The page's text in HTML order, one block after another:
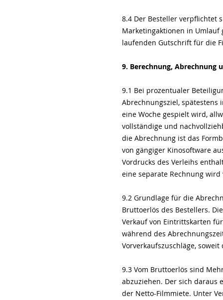
8.4 Der Besteller verpflichtet
Marketingaktionen in
laufenden Gutschrift für die
9. Berechnung, Abrechnung
9.1 Bei prozentualer
Abrechnungsziel, spätestens
eine Woche gespielt wird,
vollständige und
die Abrechnung ist das
von gängiger Kinosoftware
Vordrucks des Verleihs
eine separate Rechnung
9.2 Grundlage für die
Bruttoerlös des Bestellers.
Verkauf von Eintrittskarten
während des
Vorverkaufszuschläge,
9.3 Vom Bruttoerlös sind
abzuziehen. Der sich daraus
der Netto-Filmmiete. Unter